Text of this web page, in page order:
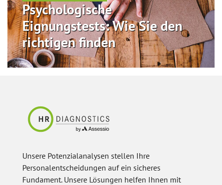
Psychologische
Eignungstests: Wie Sie den
richtigen finden
Unsere Potenzialanalysen stellen Ihre
Personalentscheidungen auf ein sicheres
Fundament. Unsere Lösungen helfen Ihnen mit